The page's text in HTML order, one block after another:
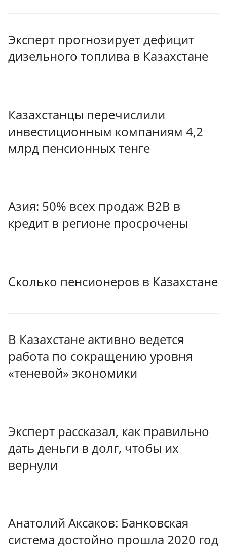
Эксперт прогнозирует дефицит
дизельного топлива в Казахстане
Казахстанцы перечислили
инвестиционным компаниям 4,2
млрд пенсионных тенге
Азия: 50% всех продаж B2B в
кредит в регионе просрочены
Сколько пенсионеров в Казахстане
В Казахстане активно ведется
работа по сокращению уровня
«теневой» экономики
Эксперт рассказал, как правильно
дать деньги в долг, чтобы их
вернули
Анатолий Аксаков: Банковская
система достойно прошла 2020 год